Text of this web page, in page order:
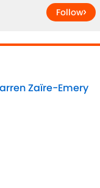
Follow
Zaïre-Emery